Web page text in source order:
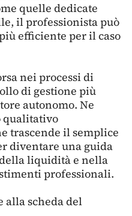
quelle dedicate
il professionista può
efficiente per il caso
nei processi di
di gestione più
autonomo. Ne
qualitativo
trascende il semplice
diventare una guida
liquidità e nella
professionali.
alla scheda del